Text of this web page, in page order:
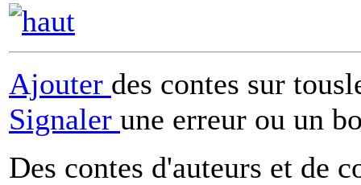
Ajouter des contes sur
Signaler une erreur ou un
Des contes d'auteurs et de